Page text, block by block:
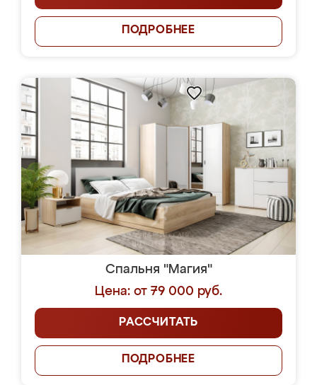
ПОДРОБНЕЕ
Спальня "Магия"
Цена: от 79 000 руб.
РАССЧИТАТЬ
ПОДРОБНЕЕ